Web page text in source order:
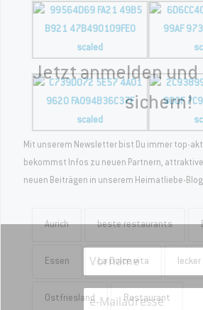
Aurich beste restaurants
Essen La Dolce vita
Ostfriesland Restaurant
Jetzt anmelden und
sichern!
Mit unserem Newsletter bist Du immer top-
bekommst Infos zu neuen Partnern,
neuen Beiträgen in unserem Heimatliebe-